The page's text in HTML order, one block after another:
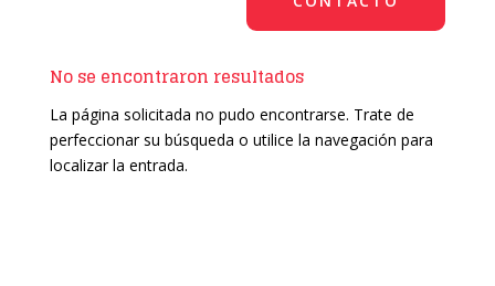
No se encontraron resultados
La página solicitada no pudo encontrarse. Trate de
perfeccionar su búsqueda o utilice la navegación para
localizar la entrada.